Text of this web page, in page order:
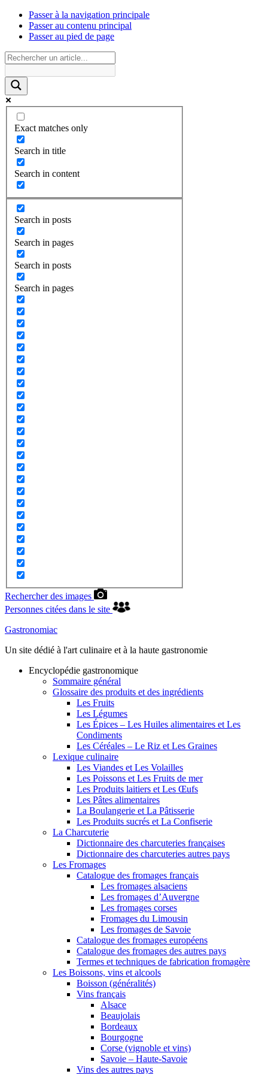
Passer à la navigation principale
Passer au contenu principal
Passer au pied de page
Exact matches only
Search in title
Search in content
Search in posts
Search in pages
Search in posts
Search in pages
Rechercher des images
Personnes citées dans le site
Gastronomiac
Un site dédié à l'art culinaire et à la haute gastronomie
Encyclopédie gastronomique
Sommaire général
Glossaire des produits et des ingrédients
Les Fruits
Les Légumes
Les Épices – Les Huiles alimentaires et Les
Condiments
Les Céréales – Le Riz et Les Graines
Lexique culinaire
Les Viandes et Les Volailles
Les Poissons et Les Fruits de mer
Les Produits laitiers et Les Œufs
Les Pâtes alimentaires
La Boulangerie et La Pâtisserie
Les Produits sucrés et La Confiserie
La Charcuterie
Dictionnaire des charcuteries françaises
Dictionnaire des charcuteries autres pays
Les Fromages
Catalogue des fromages français
Les fromages alsaciens
Les fromages d’Auvergne
Les fromages corses
Fromages du Limousin
Les fromages de Savoie
Catalogue des fromages européens
Catalogue des fromages des autres pays
Termes et techniques de fabrication fromagère
Les Boissons, vins et alcools
Boisson (généralités)
Vins français
Alsace
Beaujolais
Bordeaux
Bourgogne
Corse (vignoble et vins)
Savoie – Haute-Savoie
Vins des autres pays